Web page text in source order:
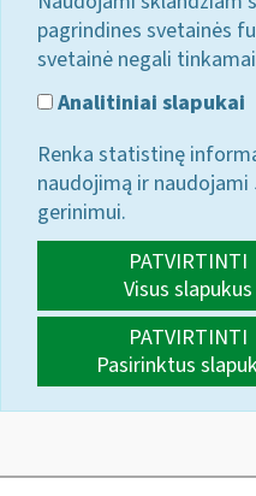
pagrindines svetainės
svetainė negali
Analitiniai slapukai
Renka statistinę
naudojimą ir
gerinimui.
PATVIRTINTI
Visus slapukus
PATVIRTINTI
Pasirinktus